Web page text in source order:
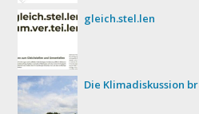
gleich.stel.len
Die Klimadiskussion